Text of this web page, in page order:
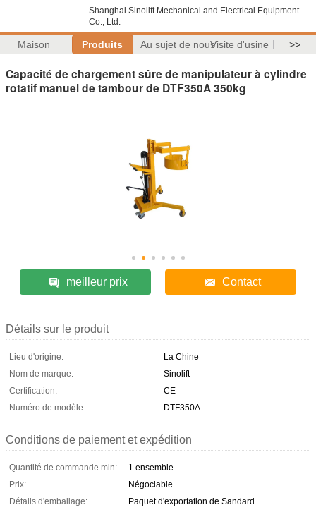
Shanghai Sinolift Mechanical and Electrical Equipment
Co., Ltd.
Maison Produits Au sujet de nousVisite d'usine >>
Capacité de chargement sûre de manipulateur à cylindre
rotatif manuel de tambour de DTF350A 350kg
meilleur prix Contact
Détails sur le produit
Lieu d'origine:
La Chine
Nom de marque:
Sinolift
Certification:
CE
Numéro de modèle:
DTF350A
Conditions de paiement et expédition
Quantité de commande min:
1 ensemble
Prix:
Négociable
Détails d'emballage:
Paquet d'exportation de Sandard